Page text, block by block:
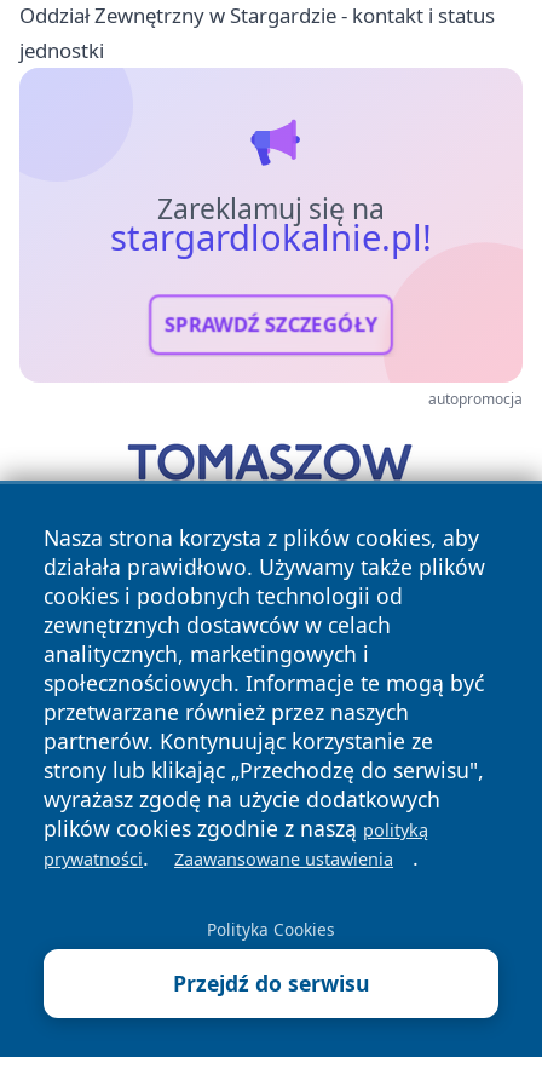
Oddział Zewnętrzny w Stargardzie - kontakt i status
jednostki
Zareklamuj się na
stargardlokalnie.pl!
SPRAWDŹ SZCZEGÓŁY
autopromocja
Nasza strona korzysta z plików cookies, aby
działała prawidłowo. Używamy także plików
cookies i podobnych technologii od
zewnętrznych dostawców w celach
analitycznych, marketingowych i
społecznościowych. Informacje te mogą być
przetwarzane również przez naszych
partnerów. Kontynuując korzystanie ze
strony lub klikając „Przechodzę do serwisu",
wyrażasz zgodę na użycie dodatkowych
plików cookies zgodnie z naszą polityką
prywatności. Zaawansowane ustawienia .
Polityka Cookies
Przejdź do serwisu
Copyright © 2026 stargardlokalnie.pl Wszystkie prawa
zastrzeżone.
News Autorzy
Polityka
Prywatności
Polityka
Cookies